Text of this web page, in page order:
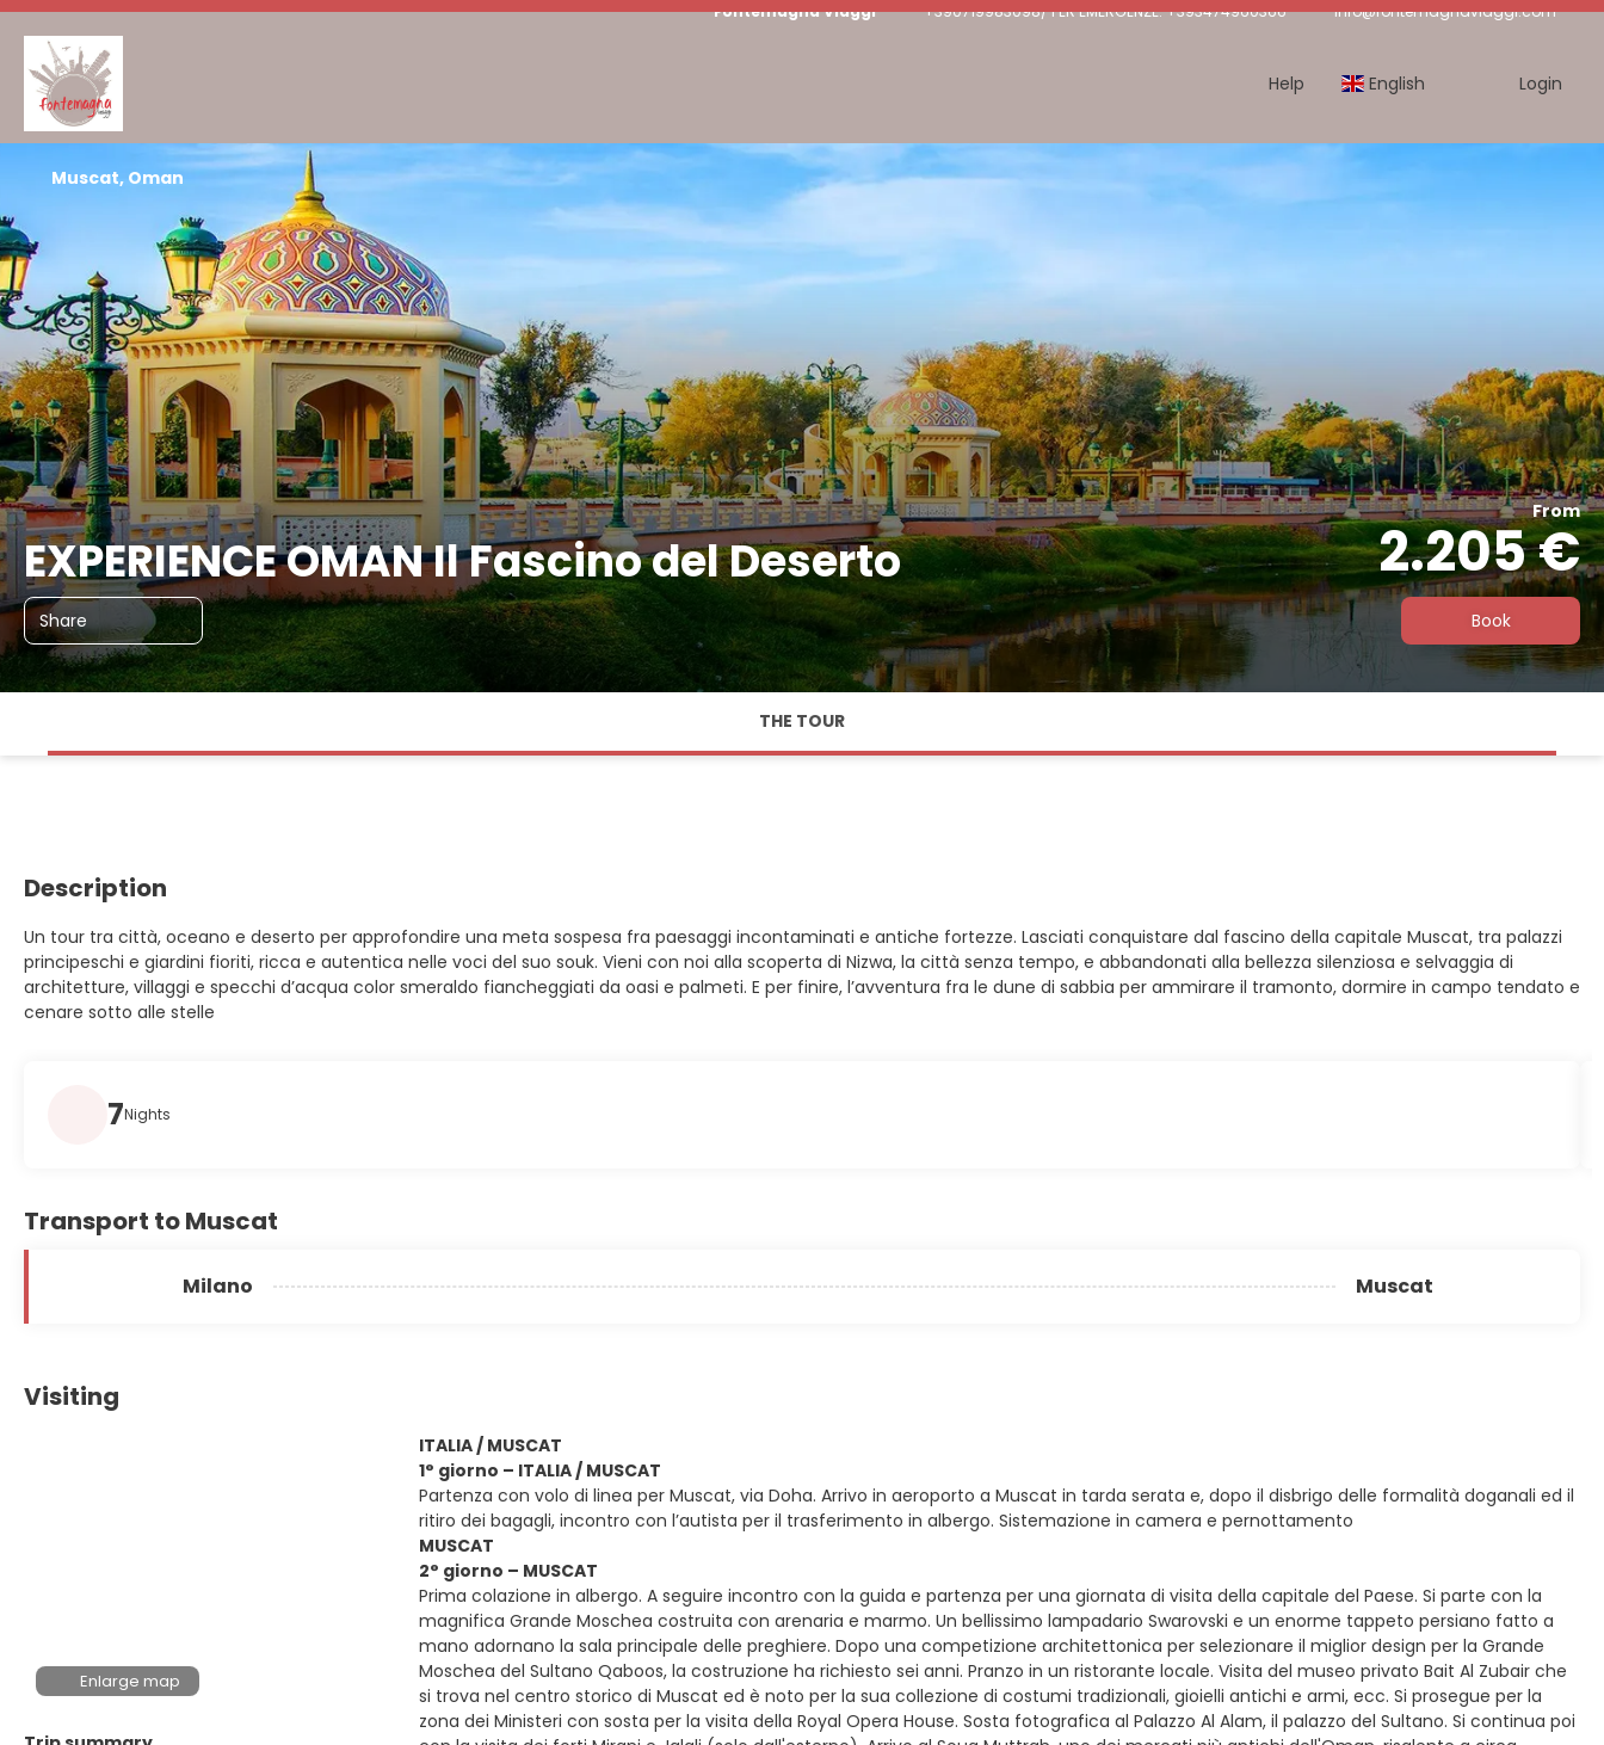
Fontemagna Viaggi +390719983098/ PER EMERGENZE: +393474960366 info@fontemagnaviaggi.com
Help English Login
EXPERIENCE OMAN Il Fascino del Deserto
From
2.205 €
Share Book
Muscat, Oman
THE TOUR
Description
Un tour tra città, oceano e deserto per approfondire una meta sospesa fra paesaggi incontaminati e antiche fortezze. Lasciati conquistare dal fascino della capitale Muscat, tra palazzi
principeschi e giardini fioriti, ricca e autentica nelle voci del suo souk. Vieni con noi alla scoperta di Nizwa, la città senza tempo, e abbandonati alla bellezza silenziosa e selvaggia di
architetture, villaggi e specchi d’acqua color smeraldo fiancheggiati da oasi e palmeti. E per finire, l’avventura fra le dune di sabbia per ammirare il tramonto, dormire in campo tendato e
cenare sotto alle stelle
7Nights
Transport to Muscat
Milano Muscat
Visiting
Enlarge map
ITALIA / MUSCAT
1° giorno – ITALIA / MUSCAT
Partenza con volo di linea per Muscat, via Doha. Arrivo in aeroporto a Muscat in tarda serata e, dopo il disbrigo delle formalità doganali ed il
ritiro dei bagagli, incontro con l’autista per il trasferimento in albergo. Sistemazione in camera e pernottamento
MUSCAT
2° giorno – MUSCAT
Prima colazione in albergo. A seguire incontro con la guida e partenza per una giornata di visita della capitale del Paese. Si parte con la
magnifica Grande Moschea costruita con arenaria e marmo. Un bellissimo lampadario Swarovski e un enorme tappeto persiano fatto a
mano adornano la sala principale delle preghiere. Dopo una competizione architettonica per selezionare il miglior design per la Grande
Moschea del Sultano Qaboos, la costruzione ha richiesto sei anni. Pranzo in un ristorante locale. Visita del museo privato Bait Al Zubair che
si trova nel centro storico di Muscat ed è noto per la sua collezione di costumi tradizionali, gioielli antichi e armi, ecc. Si prosegue per la
zona dei Ministeri con sosta per la visita della Royal Opera House. Sosta fotografica al Palazzo Al Alam, il palazzo del Sultano. Si continua poi